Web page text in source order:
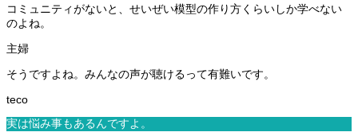
コミュニティがないと、せいぜい模型の作り方くらいしか学べない
のよね。
そうですよね。みんなの声が聴けるって有難いです。
実は悩み事もあるんですよ。